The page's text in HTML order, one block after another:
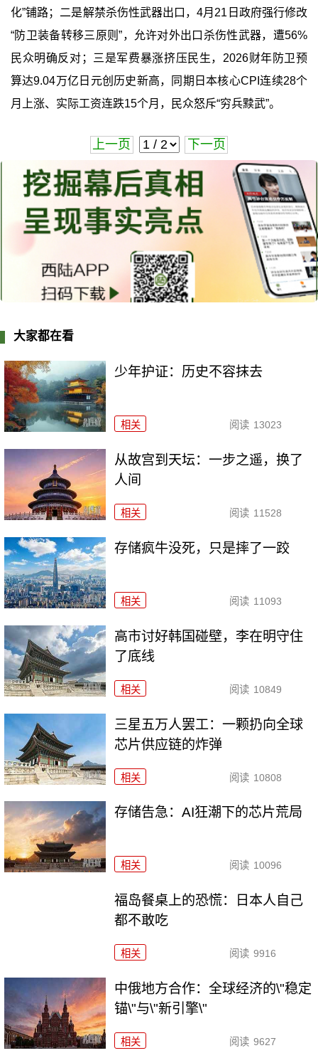
化”铺路；二是解禁杀伤性武器出口，4月21日政府强行修改
“防卫装备转移三原则”，允许对外出口杀伤性武器，遭56%
民众明确反对；三是军费暴涨挤压民生，2026财年防卫预
算达9.04万亿日元创历史新高，同期日本核心CPI连续28个
月上涨、实际工资连跌15个月，民众怒斥“穷兵黩武”。
上一页 下一页
大家都在看
少年护证：历史不容抹去
相关 阅读 13023
从故宫到天坛：一步之遥，换了
人间
相关 阅读 11528
存储疯牛没死，只是摔了一跤
相关 阅读 11093
高市讨好韩国碰壁，李在明守住
了底线
相关 阅读 10849
三星五万人罢工：一颗扔向全球
芯片供应链的炸弹
相关 阅读 10808
存储告急：AI狂潮下的芯片荒局
相关 阅读 10096
福岛餐桌上的恐慌：日本人自己
都不敢吃
相关 阅读 9916
中俄地方合作：全球经济的\"稳定
锚\"与\"新引擎\"
相关 阅读 9627